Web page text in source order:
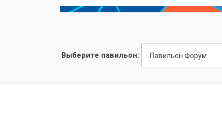
Выберите павильон: Павильон Форум